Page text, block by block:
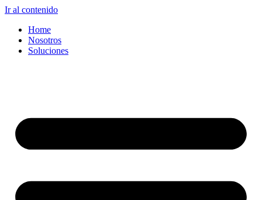
Ir al contenido
Home
Nosotros
Soluciones